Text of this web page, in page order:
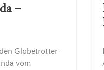
–
Globetrotter-
vom